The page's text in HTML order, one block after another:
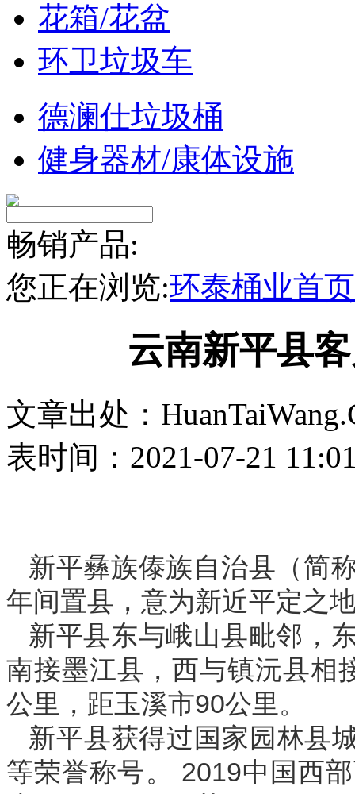
花箱/花盆
环卫垃圾车
德澜仕垃圾桶
健身器材/康体设施
畅销产品:
您正在浏览:环泰桶业首页
云南新平县
文章出处：
表时间：2021-07-21
新平彝族傣族自治县（简
年间置县，意为新近平定之
新平县东与峨山县毗邻，
南接墨江县，西与镇沅县相
公里，距玉溪市90公里。
新平县获得过国家园林县
等荣誉称号。 2019中国西